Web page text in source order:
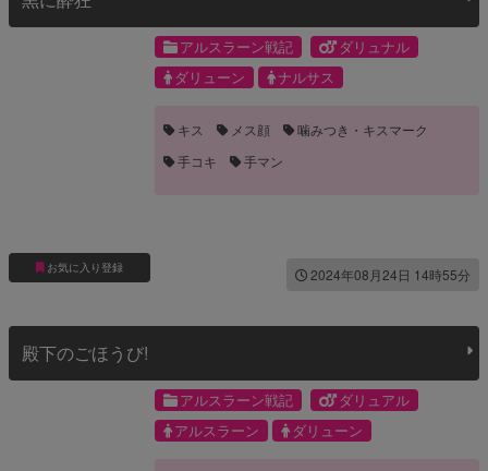
お気に入り登録
アルスラーン戦記
ダリュナル
ダリューン
ナルサス
キス メス顔
噛みつき・キスマーク
手コキ
手マン
2024年08月24日 14時55分
殿下のごほうび!
アルスラーン戦記
ダリュアル
アルスラーン
ダリューン